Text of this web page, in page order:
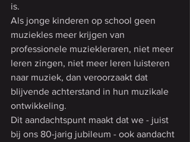
is.
Als jonge kinderen op school geen
muziekles meer krijgen van
professionele muziekleraren, niet meer
leren zingen, niet meer leren luisteren
naar muziek, dan veroorzaakt dat
blijvende achterstand in hun muzikale
ontwikkeling.
Dit aandachtspunt maakt dat we - juist
bij ons 80-jarig jubileum - ook aandacht